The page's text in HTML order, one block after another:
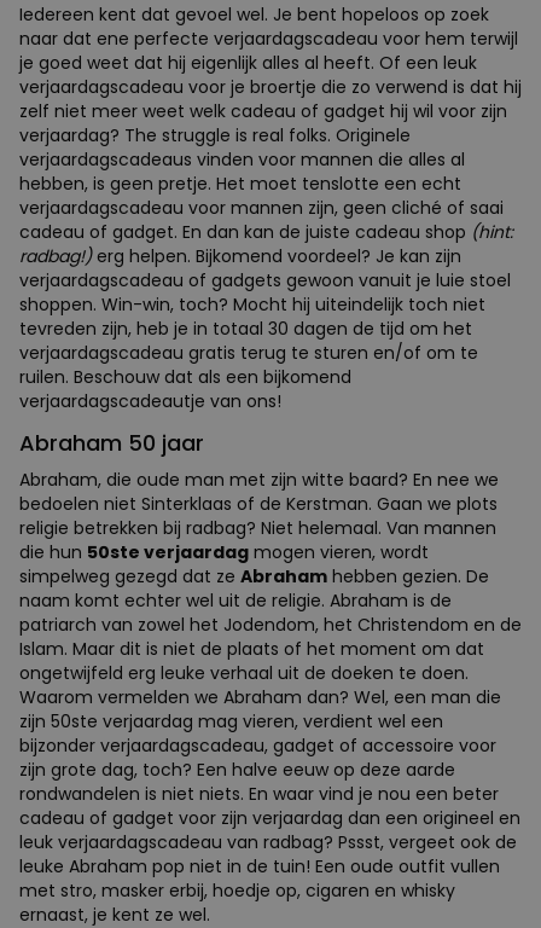
Iedereen kent dat gevoel wel. Je bent hopeloos op zoek
naar dat ene perfecte verjaardagscadeau voor hem terwijl
je goed weet dat hij eigenlijk alles al heeft. Of een leuk
verjaardagscadeau voor je broertje die zo verwend is dat hij
zelf niet meer weet welk cadeau of gadget hij wil voor zijn
verjaardag? The struggle is real folks. Originele
verjaardagscadeaus vinden voor mannen die alles al
hebben, is geen pretje. Het moet tenslotte een echt
verjaardagscadeau voor mannen zijn, geen cliché of saai
cadeau of gadget. En dan kan de juiste cadeau shop (hint:
radbag!)erg helpen. Bijkomend voordeel? Je kan zijn
verjaardagscadeau of gadgets gewoon vanuit je luie stoel
shoppen. Win-win, toch? Mocht hij uiteindelijk toch niet
tevreden zijn, heb je in totaal 30 dagen de tijd om het
verjaardagscadeau gratis terug te sturen en/of om te
ruilen. Beschouw dat als een bijkomend
verjaardagscadeautje van ons!
Abraham 50 jaar
Abraham, die oude man met zijn witte baard? En nee we
bedoelen niet Sinterklaas of de Kerstman. Gaan we plots
religie betrekken bij radbag? Niet helemaal. Van mannen
die hun 50ste verjaardag mogen vieren, wordt
simpelweg gezegd dat ze Abraham hebben gezien. De
naam komt echter wel uit de religie. Abraham is de
patriarch van zowel het Jodendom, het Christendom en de
Islam. Maar dit is niet de plaats of het moment om dat
ongetwijfeld erg leuke verhaal uit de doeken te doen.
Waarom vermelden we Abraham dan? Wel, een man die
zijn 50ste verjaardag mag vieren, verdient wel een
bijzonder verjaardagscadeau, gadget of accessoire voor
zijn grote dag, toch? Een halve eeuw op deze aarde
rondwandelen is niet niets. En waar vind je nou een beter
cadeau of gadget voor zijn verjaardag dan een origineel en
leuk verjaardagscadeau van radbag? Pssst, vergeet ook de
leuke Abraham pop niet in de tuin! Een oude outfit vullen
met stro, masker erbij, hoedje op, cigaren en whisky
ernaast, je kent ze wel.